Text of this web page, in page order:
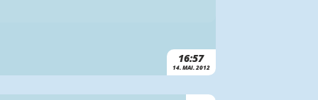
16:57
14. MAI. 2012